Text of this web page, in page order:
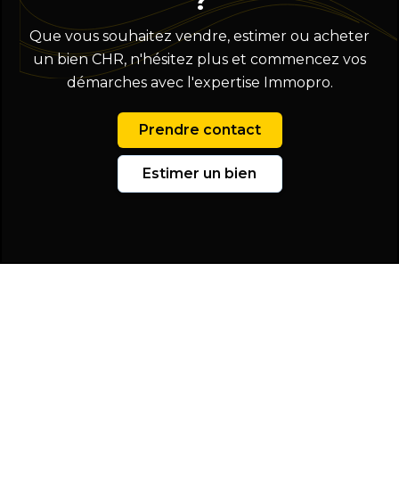
Que vous souhaitez vendre, estimer ou acheter
un bien CHR, n'hésitez plus et commencez vos
démarches avec l'expertise Immopro.
Prendre contact
Estimer un bien